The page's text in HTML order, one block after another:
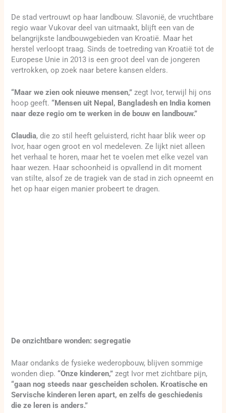
De stad vertrouwt op haar landbouw. Slavonië, de vruchtbare
regio waar Vukovar deel van uitmaakt, blijft een van de
belangrijkste landbouwgebieden van Kroatië. Maar het
herstel verloopt traag. Sinds de toetreding van Kroatië tot de
Europese Unie in 2013 is een groot deel van de jongeren
vertrokken, op zoek naar betere kansen elders.
“Maar we zien ook nieuwe mensen,” zegt Ivor, terwijl hij ons
hoop geeft.“Mensen uit Nepal, Bangladesh en India komen
naar deze regio om te werken in de bouw en landbouw.”
Claudia, die zo stil heeft geluisterd, richt haar blik weer op
Ivor, haar ogen groot en vol medeleven. Ze lijkt niet alleen
het verhaal te horen, maar het te voelen met elke vezel van
haar wezen. Haar schoonheid is opvallend in dit moment
van stilte, alsof ze de tragiek van de stad in zich opneemt en
het op haar eigen manier probeert te dragen.
De onzichtbare wonden: segregatie
Maar ondanks de fysieke wederopbouw, blijven sommige
wonden diep.“Onze kinderen,” zegt Ivor met zichtbare pijn,
“gaan nog steeds naar gescheiden scholen. Kroatische en
Servische kinderen leren apart, en zelfs de geschiedenis
die ze leren is anders.”